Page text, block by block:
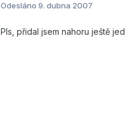
Odesláno 9. dubna 2007
Pls, přidal jsem nahoru ještě